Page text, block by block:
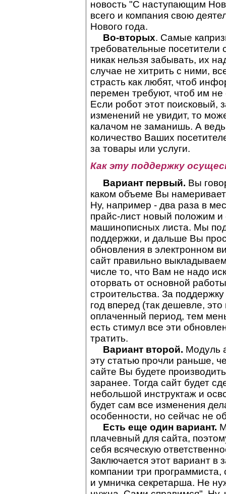
новость "С наступающим
всего и компания свою
Нового года.
Во-вторых. Самые
требовательные
никак нельзя забывать, их
случае не хитрить с ними,
страсть как любят, чтоб
перемен требуют, чтоб им не
Если робот этот поисковый,
изменений не увидит, то
калачом не заманишь. А
количество Ваших
за товары или услуги.
Как эту поддержку
Вариант первый. Вы
каком объеме Вы
Ну, например - два раза в
прайс-лист новый положим
машинописных листа. Мы
поддержки, и дальше Вы
обновления в электронном
сайт правильно
числе то, что Вам не надо
оторвать от основной
строительства. За
год вперед (так дешевле,
оплаченный период, тем
есть стимул все эти
тратить.
Вариант второй. Модуль
эту статью прочли раньше,
сайте Вы будете
заранее. Тогда сайт будет
небольшой инструктаж и
будет сам все изменения
особенности, но сейчас не
Есть еще один вариант.
плачевный для сайта,
себя всяческую
Заключается этот вариант в
компании три
и умничка секретарша. Не